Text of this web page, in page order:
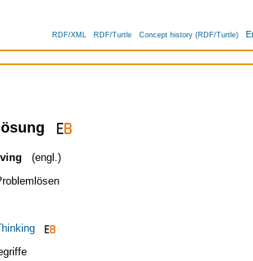
RDF/XML RDF/Turtle Concept history (RDF/Turtle)
(engl.)